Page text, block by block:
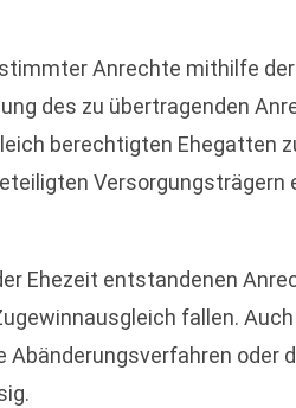
Anrechte mithilfe
des zu übertragenden
berechtigten Ehegatten
Ehezeit entstandenen
fallen.
oder